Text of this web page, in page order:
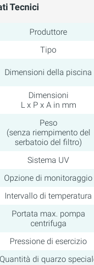
Tecnici
Produttore
Tipo
Dimensioni della piscina
Dimensioni
L x P x A in mm
Peso
(senza riempimento del
serbatoio del filtro)
Sistema UV
Opzione di monitoraggio
Intervallo di temperatura
Portata max. pompa
centrifuga
Pressione di esercizio
Quantità di quarzo